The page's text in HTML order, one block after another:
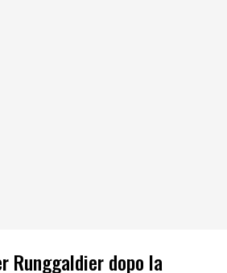
Runggaldier dopo la